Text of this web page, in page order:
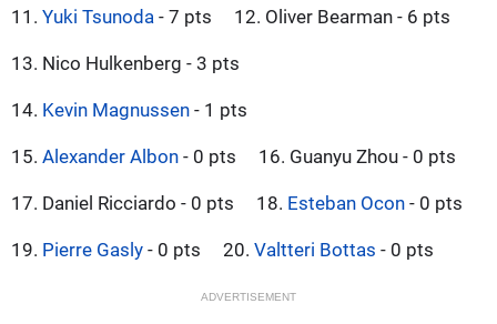
11. Yuki Tsunoda - 7 pts 12. Oliver Bearman - 6 pts
13. Nico Hulkenberg - 3 pts
14. Kevin Magnussen - 1 pts
15. Alexander Albon - 0 pts 16. Guanyu Zhou - 0 pts
17. Daniel Ricciardo - 0 pts 18. Esteban Ocon - 0 pts
19. Pierre Gasly - 0 pts 20. Valtteri Bottas - 0 pts
ADVERTISEMENT